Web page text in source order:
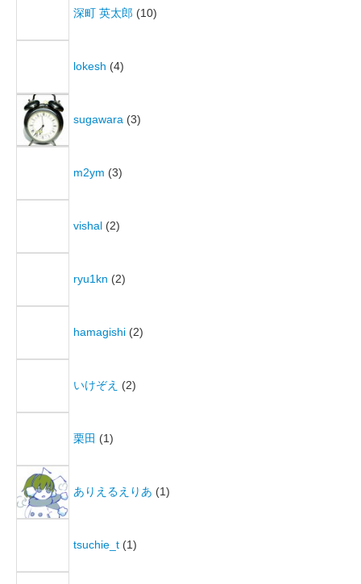
深町 英太郎 (10)
lokesh (4)
sugawara (3)
m2ym (3)
vishal (2)
ryu1kn (2)
hamagishi (2)
いけぞえ (2)
栗田 (1)
ありえるえりあ (1)
tsuchie_t (1)